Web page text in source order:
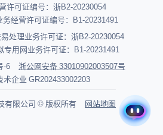
许可证编号：浙B2-20230054
经营许可证编号：B1-20231491
处理业务许可证：浙B2-20230054
专用网业务许可证：B1-20231491
-6
浙公网安备 33010902003507号
术企业 GR202433002203
有限公司 © 版权所有 网站地图